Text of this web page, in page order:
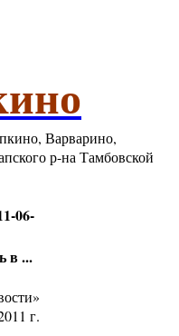
Варварино,
р-на Тамбовской
06-
в ...
г.